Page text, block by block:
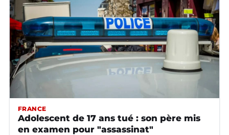
FRANCE
Adolescent de 17 ans tué : son père mis
en examen pour "assassinat"